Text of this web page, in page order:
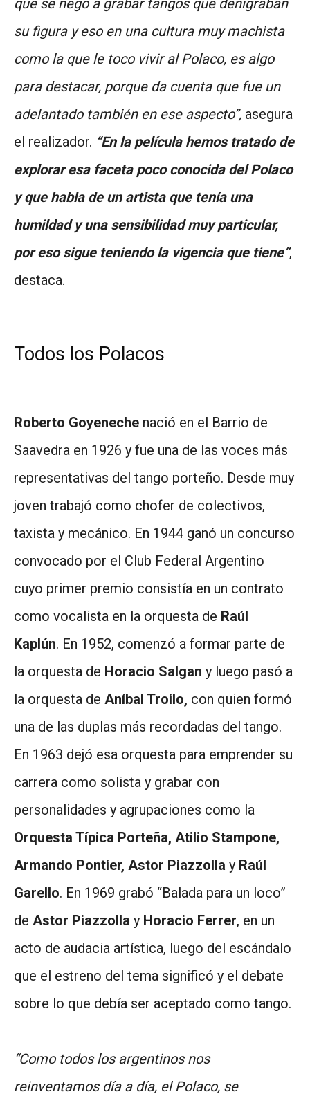
que se negó a grabar tangos que denigraban
su figura y eso en una cultura muy machista
como la que le toco vivir al Polaco, es algo
para destacar, porque da cuenta que fue un
adelantado también en ese aspecto”, asegura
el realizador. “En la película hemos tratado de
explorar esa faceta poco conocida del Polaco
y que habla de un artista que tenía una
humildad y una sensibilidad muy particular,
por eso sigue teniendo la vigencia que tiene”,
destaca.
Todos los Polacos
Roberto Goyeneche nació en el Barrio de
Saavedra en 1926 y fue una de las voces más
representativas del tango porteño. Desde muy
joven trabajó como chofer de colectivos,
taxista y mecánico. En 1944 ganó un concurso
convocado por el Club Federal Argentino
cuyo primer premio consistía en un contrato
como vocalista en la orquesta de Raúl
Kaplún. En 1952, comenzó a formar parte de
la orquesta de Horacio Salgan y luego pasó a
la orquesta de Aníbal Troilo, con quien formó
una de las duplas más recordadas del tango.
En 1963 dejó esa orquesta para emprender su
carrera como solista y grabar con
personalidades y agrupaciones como la
Orquesta Típica Porteña, Atilio Stampone,
Armando Pontier, Astor Piazzolla y Raúl
Garello. En 1969 grabó “Balada para un loco”
de Astor Piazzolla y Horacio Ferrer, en un
acto de audacia artística, luego del escándalo
que el estreno del tema significó y el debate
sobre lo que debía ser aceptado como tango.
“Como todos los argentinos nos
reinventamos día a día, el Polaco, se